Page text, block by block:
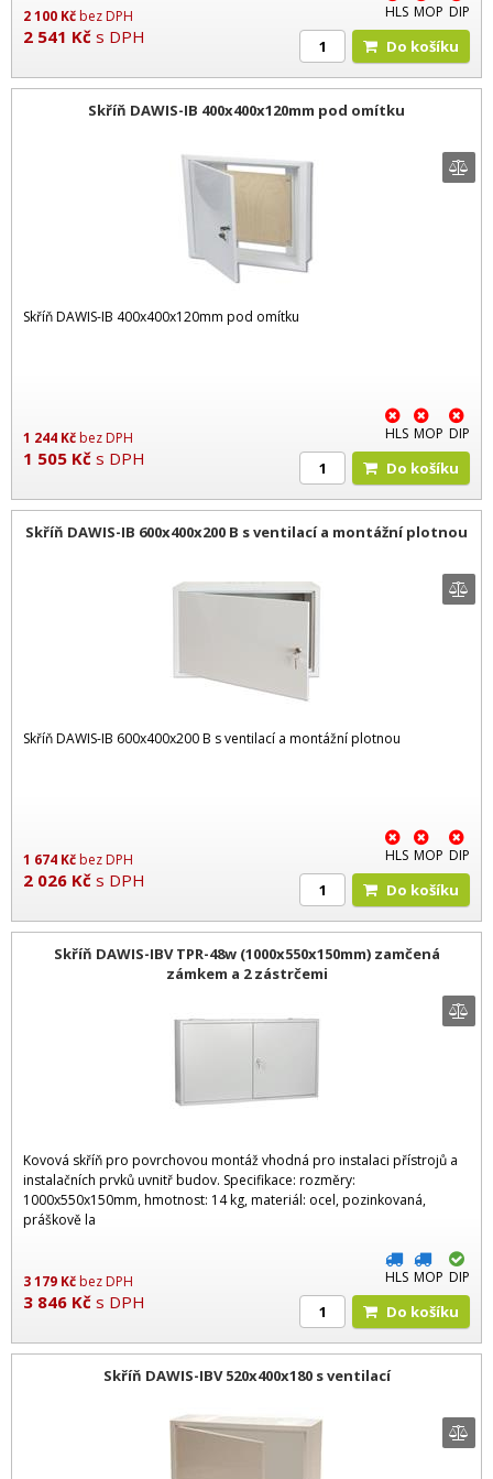
2 100 Kčbez DPH
2 541 Kč s DPH
HLS MOP DIP
Do košíku
Skříň DAWIS-IB 400x400x120mm pod omítku
Skříň DAWIS-IB 400x400x120mm pod omítku
1 244 Kčbez DPH
1 505 Kč s DPH
HLS MOP DIP
Do košíku
Skříň DAWIS-IB 600x400x200 B s ventilací a montážní plotnou
Skříň DAWIS-IB 600x400x200 B s ventilací a montážní plotnou
1 674 Kčbez DPH
2 026 Kč s DPH
HLS MOP DIP
Do košíku
Skříň DAWIS-IBV TPR-48w (1000x550x150mm) zamčená
zámkem a 2 zástrčemi
Kovová skříň pro povrchovou montáž vhodná pro instalaci přístrojů a
instalačních prvků uvnitř budov. Specifikace: rozměry:
1000x550x150mm, hmotnost: 14 kg, materiál: ocel, pozinkovaná,
práškově la
3 179 Kčbez DPH
3 846 Kč s DPH
HLS MOP DIP
Do košíku
Skříň DAWIS-IBV 520x400x180 s ventilací